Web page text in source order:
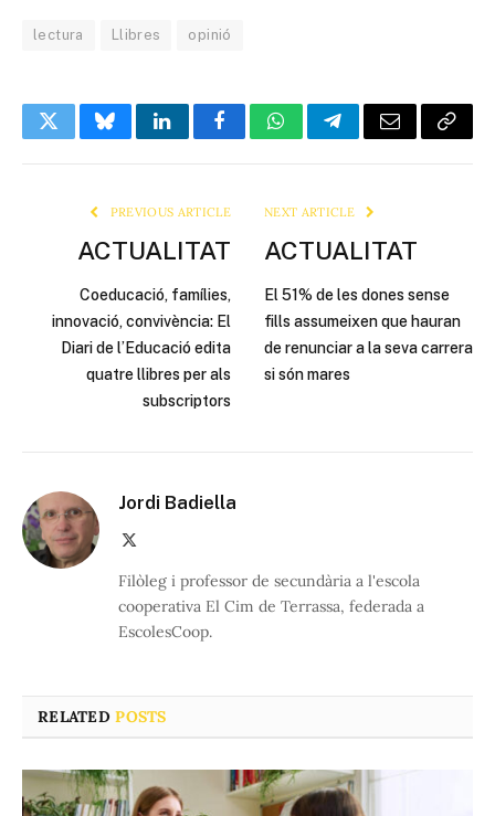
lectura Llibres opinió
TwitterBlueskyLinkedInFacebookWhatsAppTelegramEmail Copy
PREVIOUS ARTICLE
ACTUALITAT
Coeducació, famílies,
innovació, convivència: El
Diari de l’Educació edita
quatre llibres per als
subscriptors
NEXT ARTICLE
ACTUALITAT
El 51% de les dones sense
fills assumeixen que hauran
de renunciar a la seva carrera
si són mares
Jordi Badiella
Filòleg i professor de secundària a l'escola
cooperativa El Cim de Terrassa, federada a
EscolesCoop.
RELATEDPOSTS